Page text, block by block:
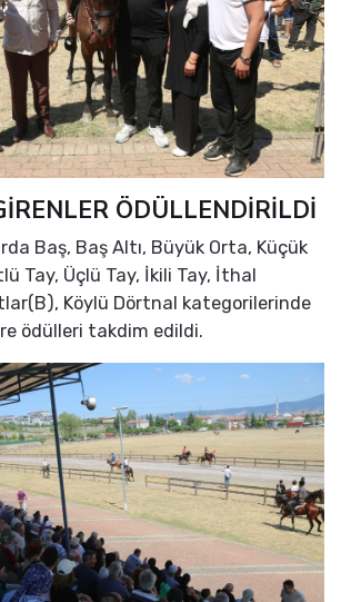
ÖDÜLLENDİRİLDİ
Baş, Baş Altı, Büyük Orta, Küçük
Tay, Üçlü Tay, İkili Tay, İthal
Köylü Dörtnal kategorilerinde
ödülleri takdim edildi.